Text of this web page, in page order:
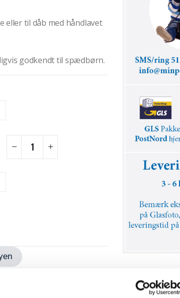
eller til dåb med håndlavet
godkendt til spædbørn.